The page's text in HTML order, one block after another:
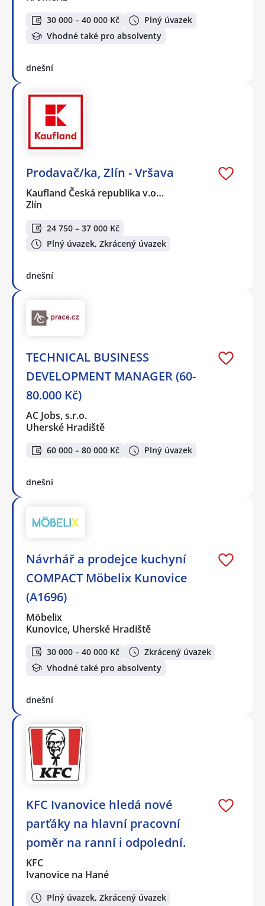
30 000 – 40 000 Kč
Plný úvazek
Vhodné také pro absolventy
dnešní
Prodavač/ka, Zlín - Vršava
Kaufland Česká republika v.o…
Zlín
24 750 – 37 000 Kč
Plný úvazek, Zkrácený úvazek
dnešní
TECHNICAL BUSINESS
DEVELOPMENT MANAGER (60-
80.000 Kč)
AC Jobs, s.r.o.
Uherské Hradiště
60 000 – 80 000 Kč Plný úvazek
dnešní
Návrhář a prodejce kuchyní
COMPACT Möbelix Kunovice
(A1696)
Möbelix
Kunovice, Uherské Hradiště
30 000 – 40 000 Kč
Zkrácený úvazek
Vhodné také pro absolventy
dnešní
KFC Ivanovice hledá nové
parťáky na hlavní pracovní
poměr na ranní i odpolední.
KFC
Ivanovice na Hané
Plný úvazek, Zkrácený úvazek